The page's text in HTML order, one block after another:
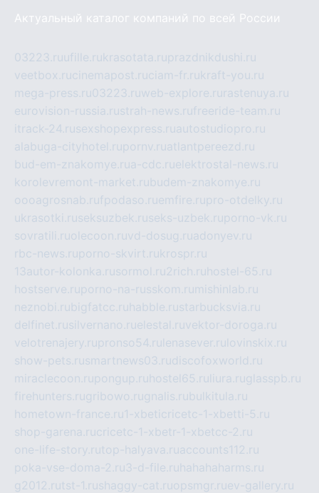
Актуальный каталог компаний по всей России
03223.ruufille.rukrasotata.ruprazdnikdushi.ru
veetbox.rucinemapost.ruciam-fr.rukraft-you.ru
mega-press.ru03223.ruweb-explore.ru rastenuya.ru
eurovision-russia.rustrah-news.rufreeride-team.ru
itrack-24.rusexshopexpress.ruautostudiopro.ru
alabuga-cityhotel.rupornv.ruatlantpereezd.ru
bud-em-znakomye.rua-cdc.ruelektrostal-news.ru
korolevremont-market.rubudem-znakomye.ru
oooagrosnab.rufpodaso.ruemfire.rupro-otdelky.ru
ukrasotki.ruseksuzbek.ruseks-uzbek.ruporno-vk.ru
sovratili.ruolecoon.ruvd-dosug.ruadonyev.ru
rbc-news.ruporno-skvirt.rukrospr.ru
13autor-kolonka.rusormol.ru2rich.ru hostel-65.ru
hostserve.ruporno-na-russkom.ru mishinlab.ru
neznobi.rubigfatcc.ru habble.rustarbucksvia.ru
delfinet.rusilvernano.ruelestal.ruvektor-doroga.ru
velotrenajery.rupronso54.ru lenasever.ru lovinskix.ru
show-pets.rusmartnews03.rudiscofoxworld.ru
miraclecoon.rupongup.ru hostel65.ru liura.ruglasspb.ru
firehunters.rugribowo.rugnalis.rubulkitula.ru
hometown-france.ru1-xbeticricetc-1-xbetti-5.ru
shop-garena.rucricetc-1-xbetr-1-xbetcc-2.ru
one-life-story.rutop-halyava.ruaccounts112.ru
poka-vse-doma-2.ru3-d-file.ru hahahaharms.ru
g2012.rutst-1.rushaggy-cat.ruopsmgr.ruev-gallery.ru